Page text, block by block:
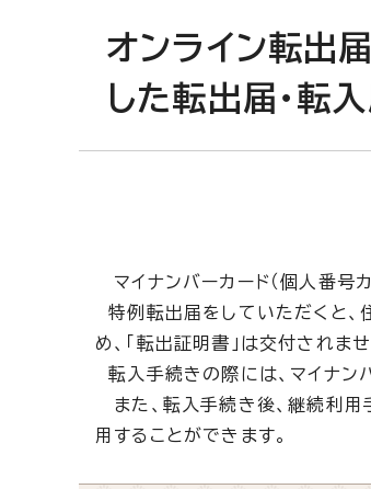
オンライン転出
した転出届・転
マイナンバーカード（個人番号カ
特例転出届をしていただくと、
め、「転出証明書」は交付されませ
転入手続きの際には、マイナン
また、転入手続き後、継続利用
用することができます。